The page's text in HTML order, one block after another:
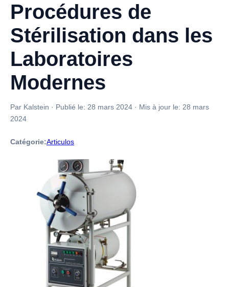
Procédures de
Stérilisation dans les
Laboratoires
Modernes
Par Kalstein · Publié le: 28 mars 2024 · Mis à jour le: 28 mars
2024
Catégorie:Articulos